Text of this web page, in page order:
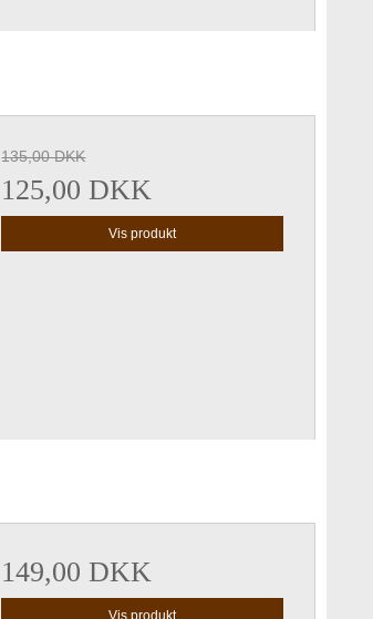
135,00 DKK
125,00 DKK
Vis produkt
149,00 DKK
Vis produkt